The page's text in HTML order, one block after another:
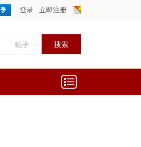
登录
立即注册
帖子 搜索